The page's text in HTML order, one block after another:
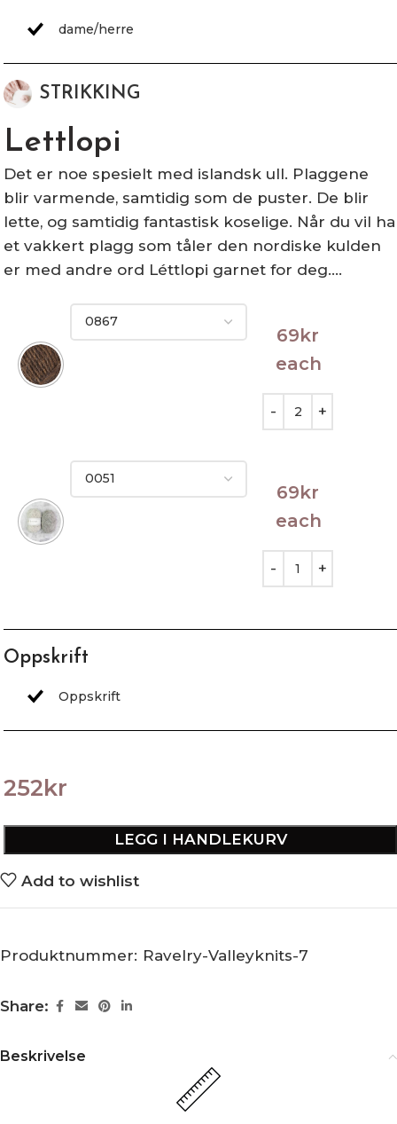
STRIKKING
Lettlopi
Det er noe spesielt med islandsk ull. Plaggene
blir varmende, samtidig som de puster. De blir
lette, og samtidig fantastisk koselige. Når du vil ha
et vakkert plagg som tåler den nordiske kulden
er med andre ord Léttlopi garnet for deg.…
69kr
each
69kr
each
Oppskrift
252kr
LEGG I HANDLEKURV
Add to wishlist
Produktnummer: Ravelry-Valleyknits-7
Share:
Beskrivelse